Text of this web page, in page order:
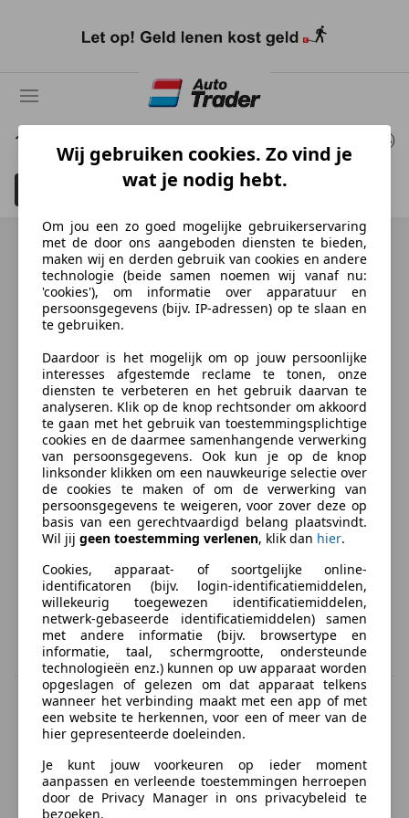
naar
hoofdinhoud
147 Resultaten
MINI Cooper S Countryman
Ontdek vergelijkbare voertuigen
Niet precies je zoekopdracht, maar misschien wel de
perfecte match.
BTW verrekenbaar
Specificatie van de fabrikant voor nieuwe voertuigen. Afhankelijk van de
kilometerstand, het rijgedrag, de leeftijd van de batterij en het
Resultaten MINI
Wij gebruiken cookies. Zo vind je
wat je nodig hebt.
Om jou een zo goed mogelijke gebruikerservaring
met de door ons aangeboden diensten te bieden,
maken wij en derden gebruik van cookies en andere
technologie (beide samen noemen wij vanaf nu:
'cookies'), om informatie over apparatuur en
persoonsgegevens (bijv. IP-adressen) op te slaan en
te gebruiken.
Daardoor is het mogelijk om op jouw persoonlijke
interesses afgestemde reclame te tonen, onze
diensten te verbeteren en het gebruik daarvan te
analyseren. Klik op de knop rechtsonder om akkoord
te gaan met het gebruik van toestemmingsplichtige
cookies en de daarmee samenhangende verwerking
van persoonsgegevens. Ook kun je op de knop
linksonder klikken om een nauwkeurige selectie over
de cookies te maken of om de verwerking van
persoonsgegevens te weigeren, voor zover deze op
basis van een gerechtvaardigd belang plaatsvindt.
Wil jij geen toestemming verlenen, klik dan hier.
Cookies, apparaat- of soortgelijke online-
identificatoren (bijv. login-identificatiemiddelen,
willekeurig toegewezen identificatiemiddelen,
netwerk-gebaseerde identificatiemiddelen) samen
met andere informatie (bijv. browsertype en
informatie, taal, schermgrootte, ondersteunde
technologieën enz.) kunnen op uw apparaat worden
opgeslagen of gelezen om dat apparaat telkens
wanneer het verbinding maakt met een app of met
een website te herkennen, voor een of meer van de
hier gepresenteerde doeleinden.
Je kunt jouw voorkeuren op ieder moment
aanpassen en verleende toestemmingen herroepen
door de Privacy Manager in ons privacybeleid te
bezoeken.